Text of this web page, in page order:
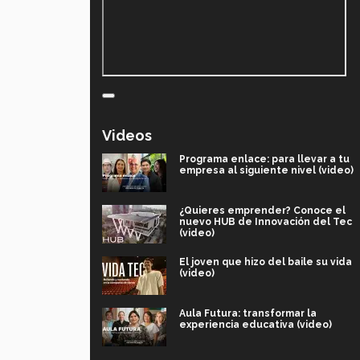
Videos
Programa enlace: para llevar a tu
empresa al siguiente nivel (video)
¿Quieres emprender? Conoce el
nuevo HUB de Innovación del Tec
(video)
El joven que hizo del baile su vida
(video)
Aula Futura: transformar la
experiencia educativa (video)